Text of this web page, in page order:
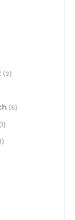
2items
5items
1items
1items